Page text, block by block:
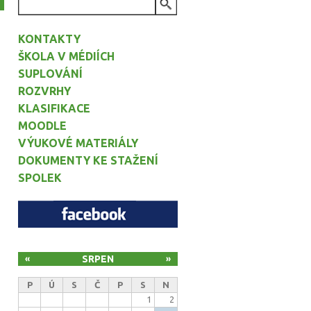
KONTAKTY
ŠKOLA V MÉDIÍCH
SUPLOVÁNÍ
ROZVRHY
KLASIFIKACE
MOODLE
VÝUKOVÉ MATERIÁLY
DOKUMENTY KE STAŽENÍ
SPOLEK
SRPEN
« »
P Ú S Č P S
N
1
2